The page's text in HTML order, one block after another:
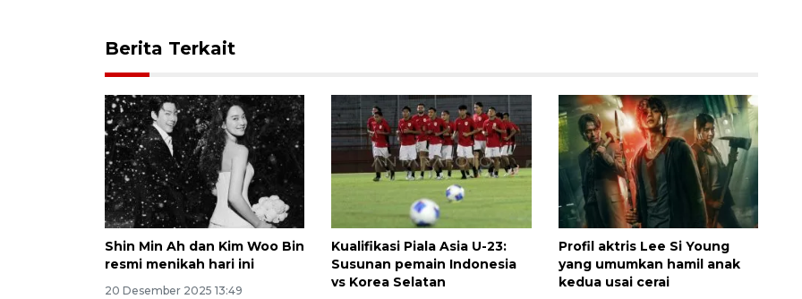
Berita Terkait
Shin Min Ah dan Kim Woo Bin
resmi menikah hari ini
20 Desember 2025 13:49
Kualifikasi Piala Asia U-23:
Susunan pemain Indonesia
vs Korea Selatan
Profil aktris Lee Si Young
yang umumkan hamil anak
kedua usai cerai